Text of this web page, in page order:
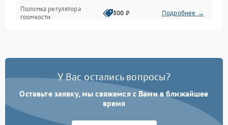
Поломка регулятора
громкости
500 ₽ Подробнее →
Поломка системы
отключения
1000 ₽
Неисправность системы
У Вас остались вопросы?
Оставьте заявку, мы свяжемся с Вами в ближайшее
время